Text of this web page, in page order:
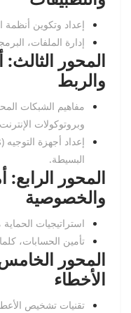
إعداد وتكوين أنظمة
إدارة الملفات،
المحور
والربط
وبروتوكولات
البسيطة.
المحور
والخصوصية
استراتيجيات
تأمين الحسابات،
المحور
الأخطاء
تقنيات تشخيص